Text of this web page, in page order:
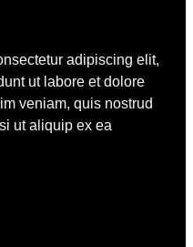
adipiscing elit,
ut labore et dolore
veniam, quis nostrud
ut aliquip ex ea